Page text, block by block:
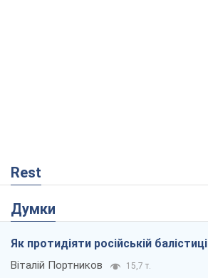
Rest
Думки
Як протидіяти російській балістиці
Віталій Портников 15,7 т.